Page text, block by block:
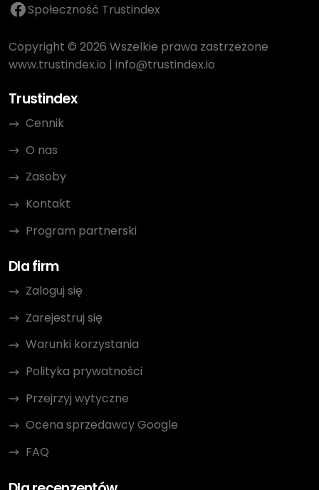
Społeczność Trustindex
Copyright © 2026 Wszelkie prawa zastrzeżone
www.trustindex.io | info@trustindex.io
Trustindex
Cennik
O nas
Zasoby
Kontakt
Program partnerski
Dla firm
Zaloguj się
Zarejestruj się
Warunki korzystania
Polityka prywatności
Przejrzyj wytyczne
Ocena sprzedawcy Google
FAQ